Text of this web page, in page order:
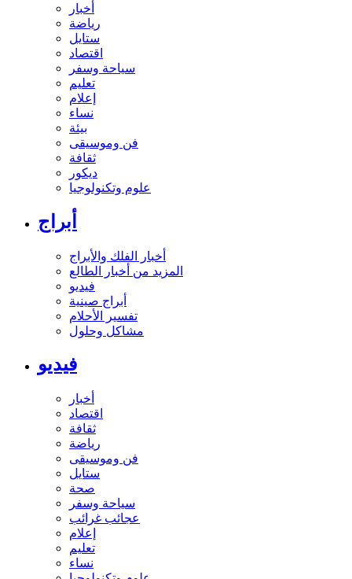
أخبار
رياضة
ستايل
اقتصاد
سياحة وسفر
تعليم
إعلام
نساء
بيئة
فن وموسيقى
ثقافة
ديكور
علوم وتكنولوجيا
أبراج
أخبار الفلك والأبراج
المزيد من أخبار الطالع
فيديو
أبراج صينية
تفسير الأحلام
مشاكل وحلول
فيديو
أخبار
اقتصاد
ثقافة
رياضة
فن وموسيقى
ستايل
صحة
سياحة وسفر
عجائب غرائب
إعلام
تعليم
نساء